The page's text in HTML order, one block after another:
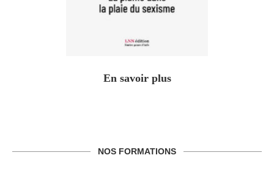
En savoir plus
NOS FORMATIONS